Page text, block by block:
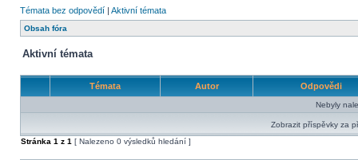
Témata bez odpovědí | Aktivní témata
Obsah fóra
Aktivní témata
Témata Autor Odpovědi
Nebyly
Zobrazit příspěvky za
Stránka 1 z 1 [ Nalezeno 0 výsledků hledání ]